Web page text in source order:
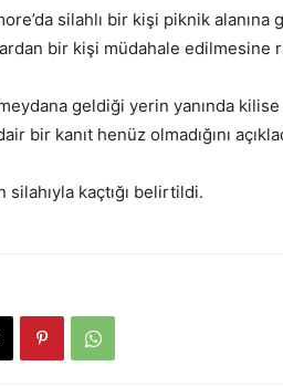
silahlı bir kişi piknik
bir kişi müdahale edilmesine
meydana geldiği yerin yanında
bir kanıt henüz olmadığını
silahıyla kaçtığı belirtildi.